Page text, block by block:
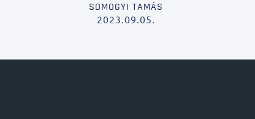
SOMOGYI TAMÁS
2023.09.05.